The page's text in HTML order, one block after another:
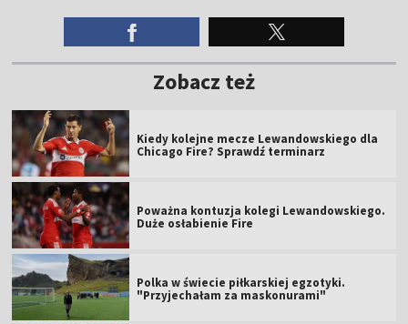
Zobacz też
Kiedy kolejne mecze Lewandowskiego dla
Chicago Fire? Sprawdź terminarz
Poważna kontuzja kolegi Lewandowskiego.
Duże osłabienie Fire
Polka w świecie piłkarskiej egzotyki.
"Przyjechałam za maskonurami"